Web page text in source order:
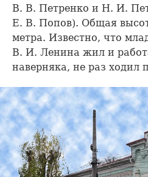
В. В. Петренко и Н. И.
Е. В. Попов). Общая
метра. Известно, что
В. И. Ленина жил и
наверняка, не раз ходил